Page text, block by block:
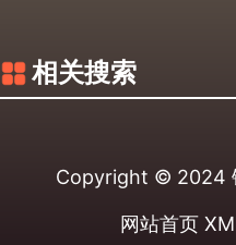
相关搜索
Copyright © 2024
网站首页